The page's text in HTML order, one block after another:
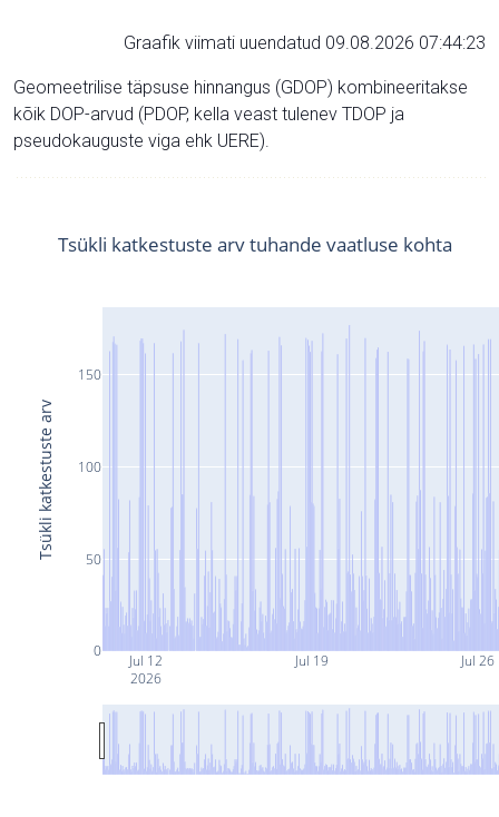
Graafik viimati uuendatud 09.08.2026 07:44:23
Geomeetrilise täpsuse hinnangus (GDOP) kombineeritakse
kõik DOP-arvud (PDOP, kella veast tulenev TDOP ja
pseudokauguste viga ehk UERE).
Jul 12
2026
Jul 19 Jul 26
0
50
100
150
Tsükli katkestuste arv tuhande vaatluse kohta
Tsükli katkestuste arv